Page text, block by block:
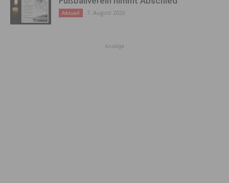
Aktuell 7. August 2026
Anzeige